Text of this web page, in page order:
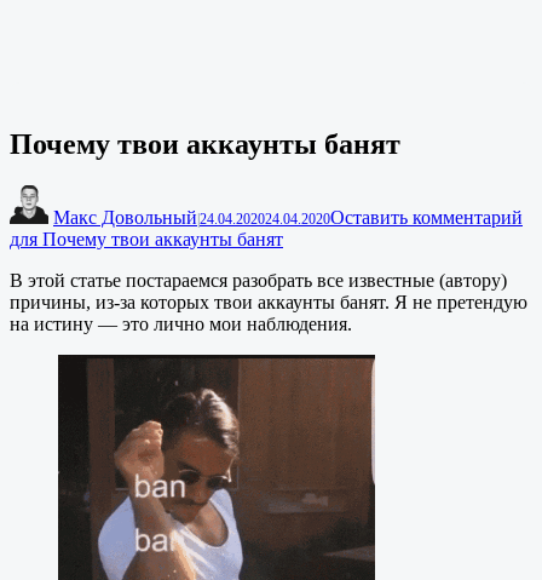
Почему твои аккаунты банят
Макс Довольный 24.04.202024.04.2020Оставить комментарий
для Почему твои аккаунты банят
В этой статье постараемся разобрать все известные (автору)
причины, из-за которых твои аккаунты банят. Я не претендую
на истину — это лично мои наблюдения.